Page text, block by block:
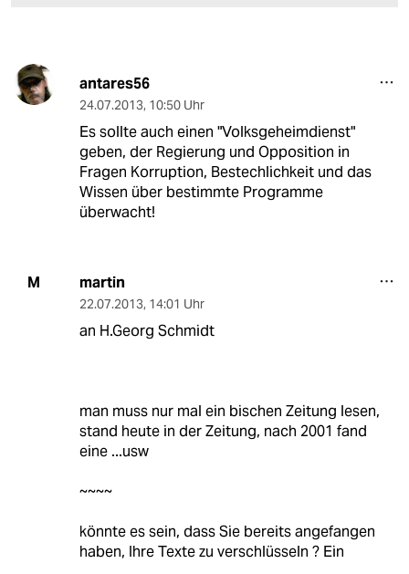
antares56
24.07.2013, 10:50 Uhr
Es sollte auch einen "Volksgeheimdienst"
geben, der Regierung und Opposition in
Fragen Korruption, Bestechlichkeit und das
Wissen über bestimmte Programme
überwacht!
M martin
22.07.2013, 14:01 Uhr
an H.Georg Schmidt
man muss nur mal ein bischen Zeitung lesen,
stand heute in der Zeitung, nach 2001 fand
eine ...usw
~~~~
könnte es sein, dass Sie bereits angefangen
haben, Ihre Texte zu verschlüsseln ? Ein